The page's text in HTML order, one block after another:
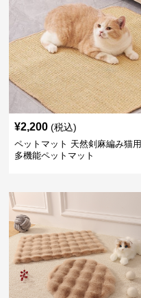
¥2,200 (税込)
ペットマット 天然剣麻編み猫用
多機能ペットマット